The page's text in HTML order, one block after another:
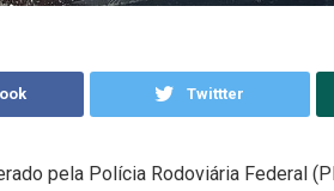
Twittter
pela Polícia Rodoviária Federal